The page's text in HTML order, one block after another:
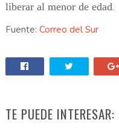
liberar al menor de edad.
Fuente: Correo del Sur
TE PUEDE INTERESAR: